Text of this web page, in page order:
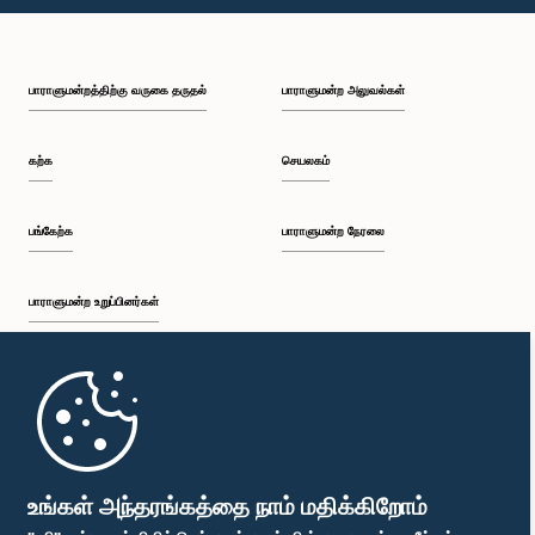
உங்கள் அந்தரங்கத்தை நாம் மதிக்கிறோம்
பி.ப. 1:43 - பி.ப. 1:53
பி.ப. 2:01 - பி.ப. 2:12
பி.ப. 2:20 - பி.ப. 2:29
பாராளுமன்றத்திற்கு வருகை தருதல்
கற்க
பங்கேற்க
பாராளுமன்ற உறுப்பினர்கள்
முதற்பக்கம்
பாராளுமன்ற அலுவல்கள்
செயலகம்
பாராளுமன்ற நேரலை
பாராளுமன்ற கையடக்க செயலி